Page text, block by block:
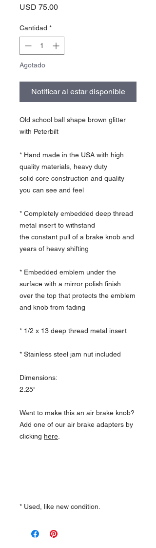
USD 75.00Precio
Cantidad *
Agotado
Notificar al estar disponible
Old school ball shape brown glitter
with Peterbilt
* Hand made in the USA with high
quality materials, heavy duty
solid core construction and quality
you can see and feel
* Completely embedded deep thread
metal insert to withstand
the constant pull of a brake knob and
years of heavy shifting
* Embedded emblem under the
surface with a mirror polish finish
over the top that protects the emblem
and knob from fading
* 1/2 x 13 deep thread metal insert
* Stainless steel jam nut included
Dimensions:
2.25"
Want to make this an air brake knob?
Add one of our air brake adapters by
clicking here
* Used, like new condition.